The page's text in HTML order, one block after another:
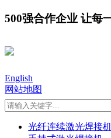
500强合作企业 让每
English
网站地图
光纤连续激光焊接